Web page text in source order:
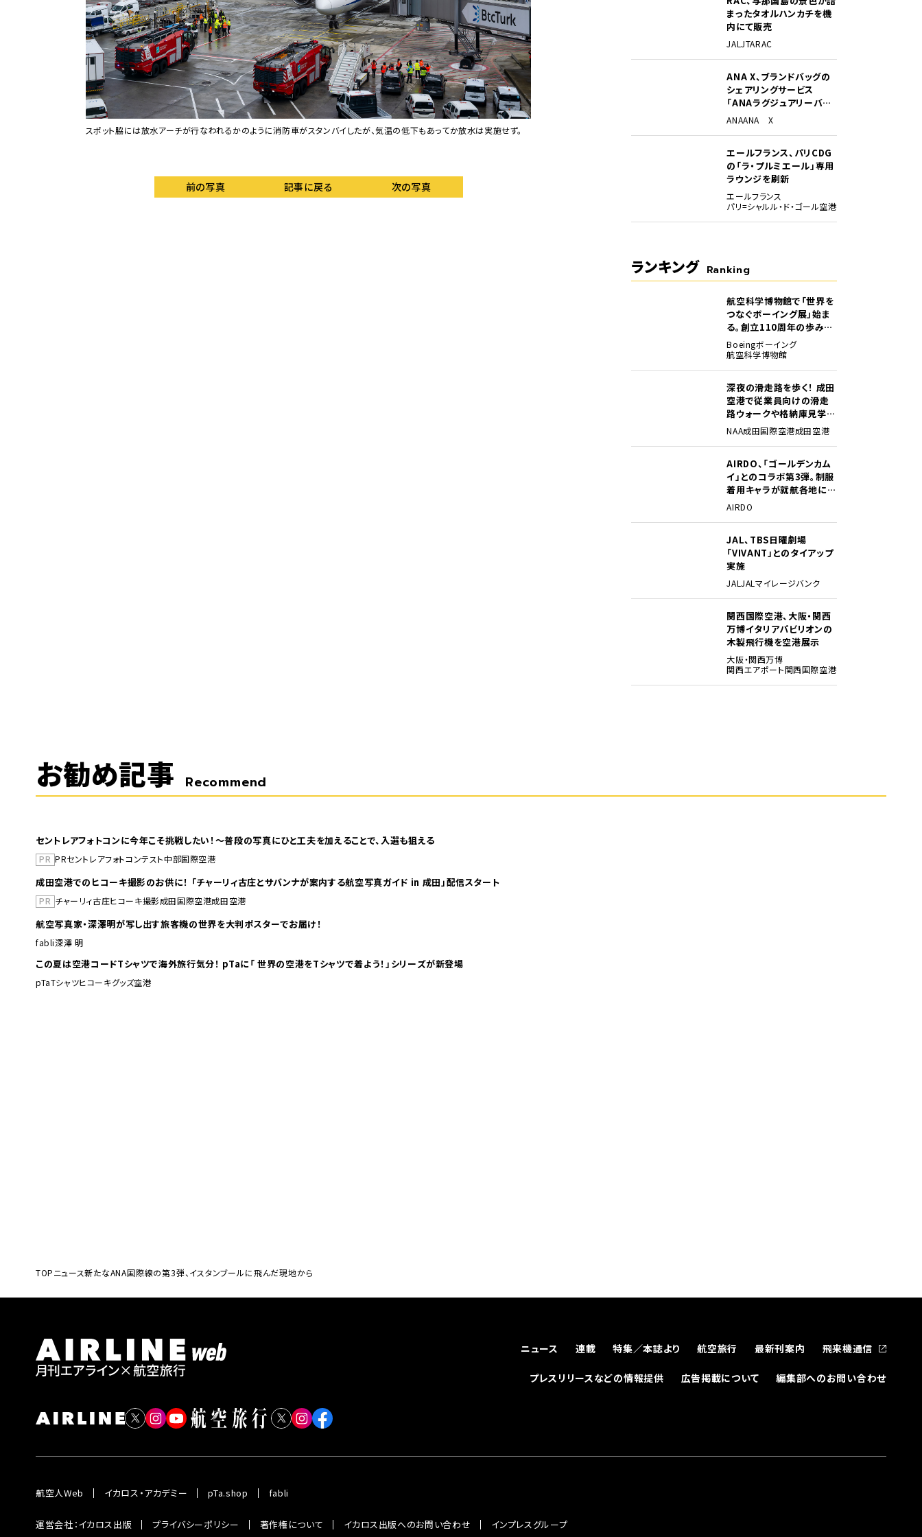
スポット脇には放水アーチが行なわれるかのように消防車がスタンバイしたが、気温の低下もあってか放水は実施せず。
前の写真 記事に戻る 次の写真
まったタオルハンカチを機
内にて販売
JALJTARAC
ANA X、ブランドバッグの
シェアリングサービス
「ANAラグジュアリーバッ
グ」開始
ANAANA X
エールフランス、パリCDG
の「ラ・プルミエール」専用
ラウンジを刷新
エールフランス
パリ=シャルル・ド・ゴール空港
ランキング Ranking
航空科学博物館で「世界を
つなぐボーイング展」始ま
る。創立110周年の歩みを
貴重な資料でたどる
Boeingボーイング
航空科学博物館
深夜の滑走路を歩く！ 成田
空港で従業員向けの滑走
路ウォークや格納庫見学イ
ベントを初開催
NAA成田国際空港成田空港
AIRDO、「ゴールデンカム
イ」とのコラボ第3弾。制服
着用キャラが就航各地に登
場
AIRDO
JAL、TBS日曜劇場
「VIVANT」とのタイアップ
実施
JALJALマイレージバンク
関西国際空港、大阪・関西
万博イタリアパビリオンの
木製飛行機を空港展示
大阪・関西万博
関西エアポート関西国際空港
お勧め記事 Recommend
セントレアフォトコンに今年こそ挑戦したい！～普段の写真にひと工夫を加えることで、入選も狙える
PR PRセントレアフォトコンテスト中部国際空港
成田空港でのヒコーキ撮影のお供に！ 「チャーリィ古庄とサバンナが案内する航空写真ガイド in 成田」配信スタート
PR チャーリィ古庄ヒコーキ撮影成田国際空港成田空港
航空写真家・深澤明が写し出す旅客機の世界を大判ポスターでお届け！
fabli深澤 明
この夏は空港コードTシャツで海外旅行気分！ pTaに「 世界の空港をTシャツで着よう！」シリーズが新登場
pTaTシャツヒコーキグッズ空港
TOPニュース新たなANA国際線の第3弾、イスタンブールに飛んだ現地から
ニュース 連載 特集／本誌より 航空旅行 最新刊案内 飛来機通信
プレスリリースなどの情報提供 広告掲載について 編集部へのお問い合わせ
航空人Web イカロス・アカデミー pTa.shop fabli
運営会社：イカロス出版 プライバシーポリシー 著作権について イカロス出版へのお問い合わせ インプレスグループ